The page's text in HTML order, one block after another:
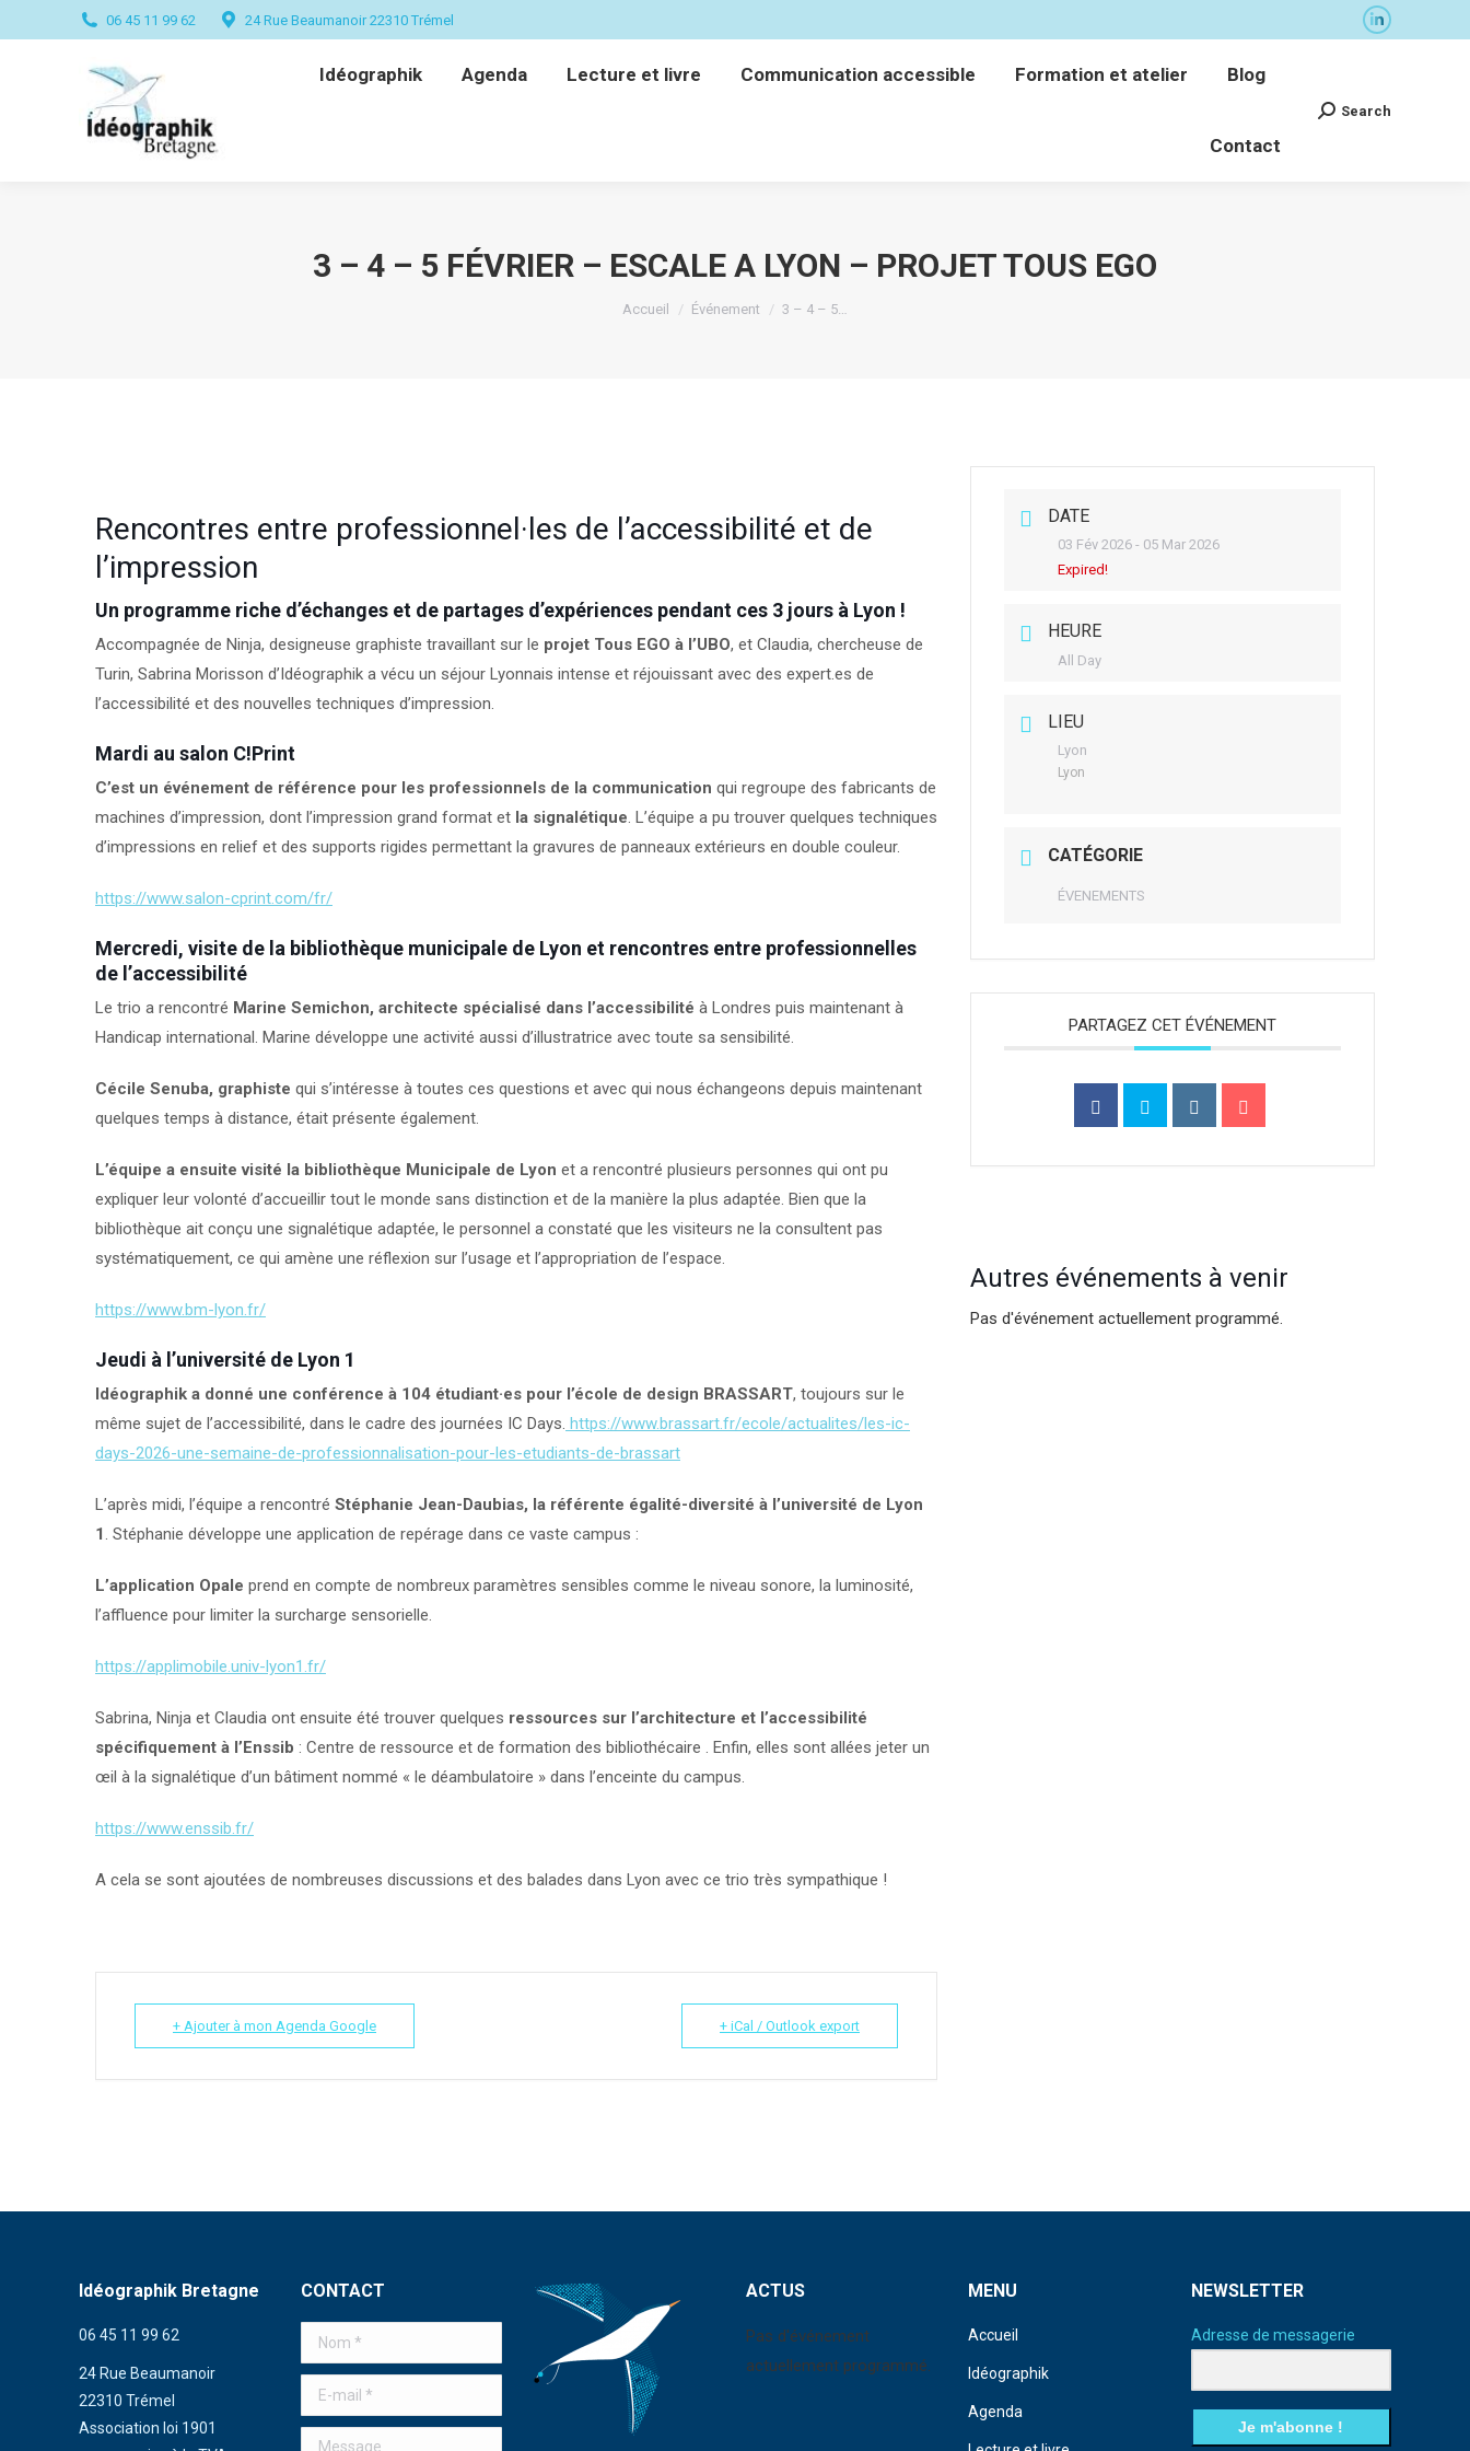
06 45 11 99 62 24 Rue Beaumanoir 22310 Trémel
La
s'ouvre
Idéographik Agenda Lecture et livre Communication accessible Formation et atelier Blog
Contact
Recherche
Search
3 – 4 – 5 FÉVRIER – ESCALE A LYON – PROJET TOUS EGO
Vous êtes ici :
Accueil Événement 3 – 4 – 5…
Rencontres entre professionnel·les de l’accessibilité et de
l’impression
Un programme riche d’échanges et de partages d’expériences pendant ces 3 jours à Lyon !
Accompagnée de Ninja, designeuse graphiste travaillant sur le projet Tous EGO à l’UBO, et Claudia, chercheuse de
Turin, Sabrina Morisson d’Idéographik a vécu un séjour Lyonnais intense et réjouissant avec des expert.es de
l’accessibilité et des nouvelles techniques d’impression.
Mardi au salon C!Print
C’est un événement de référence pour les professionnels de la communication qui regroupe des fabricants de
machines d’impression, dont l’impression grand format et la signalétique. L’équipe a pu trouver quelques techniques
d’impressions en relief et des supports rigides permettant la gravures de panneaux extérieurs en double couleur.
https://www.salon-cprint.com/fr/
Mercredi, visite de la bibliothèque municipale de Lyon et rencontres entre professionnelles
de l’accessibilité
Le trio a rencontré Marine Semichon, architecte spécialisé dans l’accessibilité à Londres puis maintenant à
Handicap international. Marine développe une activité aussi d’illustratrice avec toute sa sensibilité.
Cécile Senuba, graphiste qui s’intéresse à toutes ces questions et avec qui nous échangeons depuis maintenant
quelques temps à distance, était présente également.
L’équipe a ensuite visité la bibliothèque Municipale de Lyon et a rencontré plusieurs personnes qui ont pu
expliquer leur volonté d’accueillir tout le monde sans distinction et de la manière la plus adaptée. Bien que la
bibliothèque ait conçu une signalétique adaptée, le personnel a constaté que les visiteurs ne la consultent pas
systématiquement, ce qui amène une réflexion sur l’usage et l’appropriation de l’espace.
https://www.bm-lyon.fr/
Jeudi à l’université de Lyon 1
Idéographik a donné une conférence à 104 étudiant·es pour l’école de design BRASSART, toujours sur le
même sujet de l’accessibilité, dans le cadre des journées IC Days. https://www.brassart.fr/ecole/actualites/les-ic-
days-2026-une-semaine-de-professionnalisation-pour-les-etudiants-de-brassart
L’après midi, l’équipe a rencontré Stéphanie Jean-Daubias, la référente égalité-diversité à l’université de Lyon
1 . Stéphanie développe une application de repérage dans ce vaste campus :
L’application Opale prend en compte de nombreux paramètres sensibles comme le niveau sonore, la luminosité,
l’affluence pour limiter la surcharge sensorielle.
https://applimobile.univ-lyon1.fr/
Sabrina, Ninja et Claudia ont ensuite été trouver quelques ressources sur l’architecture et l’accessibilité
spécifiquement à l’Enssib : Centre de ressource et de formation des bibliothécaire . Enfin, elles sont allées jeter un
œil à la signalétique d’un bâtiment nommé « le déambulatoire » dans l’enceinte du campus.
https://www.enssib.fr/
A cela se sont ajoutées de nombreuses discussions et des balades dans Lyon avec ce trio très sympathique !
+ Ajouter à mon Agenda Google + iCal / Outlook export
DATE
03 Fév 2026 - 05 Mar 2026
Expired!
HEURE
All Day
LIEU
Lyon
Lyon
CATÉGORIE
ÉVENEMENTS
PARTAGEZ CET ÉVÉNEMENT
Autres événements à venir
Pas d'événement actuellement programmé.
Idéographik Bretagne
06 45 11 99 62
24 Rue Beaumanoir
22310 Trémel
Association loi 1901
CONTACT
Nom *
E-mail *
Message
ACTUS
Pas d'événement
actuellement programmé.
MENU
Accueil
Idéographik
Agenda
NEWSLETTER
Adresse de messagerie
Je m'abonne !
Idéographik Agenda Lecture et livre Communication accessible Formation et atelier Blog